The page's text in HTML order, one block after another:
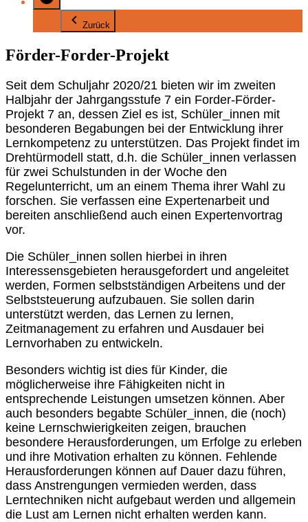
Zurück
Förder-Forder-Projekt
Seit dem Schuljahr 2020/21 bieten wir im zweiten
Halbjahr der Jahrgangsstufe 7 ein Forder-Förder-
Projekt 7 an, dessen Ziel es ist, Schüler_innen mit
besonderen Begabungen bei der Entwicklung ihrer
Lernkompetenz zu unterstützen. Das Projekt findet im
Drehtürmodell statt, d.h. die Schüler_innen verlassen
für zwei Schulstunden in der Woche den
Regelunterricht, um an einem Thema ihrer Wahl zu
forschen. Sie verfassen eine Expertenarbeit und
bereiten anschließend auch einen Expertenvortrag
vor.
Die Schüler_innen sollen hierbei in ihren
Interessensgebieten herausgefordert und angeleitet
werden, Formen selbstständigen Arbeitens und der
Selbststeuerung aufzubauen. Sie sollen darin
unterstützt werden, das Lernen zu lernen,
Zeitmanagement zu erfahren und Ausdauer bei
Lernvorhaben zu entwickeln.
Besonders wichtig ist dies für Kinder, die
möglicherweise ihre Fähigkeiten nicht in
entsprechende Leistungen umsetzen können. Aber
auch besonders begabte Schüler_innen, die (noch)
keine Lernschwierigkeiten zeigen, brauchen
besondere Herausforderungen, um Erfolge zu erleben
und ihre Motivation erhalten zu können. Fehlende
Herausforderungen können auf Dauer dazu führen,
dass Anstrengungen vermieden werden, dass
Lerntechniken nicht aufgebaut werden und allgemein
die Lust am Lernen nicht erhalten werden kann.